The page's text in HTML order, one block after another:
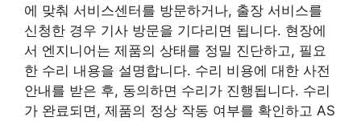
에 맞춰 서비스센터를 방문하거나, 출장 서비스를
신청한 경우 기사 방문을 기다리면 됩니다. 현장에
서 엔지니어는 제품의 상태를 정밀 진단하고, 필요
한 수리 내용을 설명합니다. 수리 비용에 대한 사전
안내를 받은 후, 동의하면 수리가 진행됩니다. 수리
가 완료되면, 제품의 정상 작동 여부를 확인하고 AS